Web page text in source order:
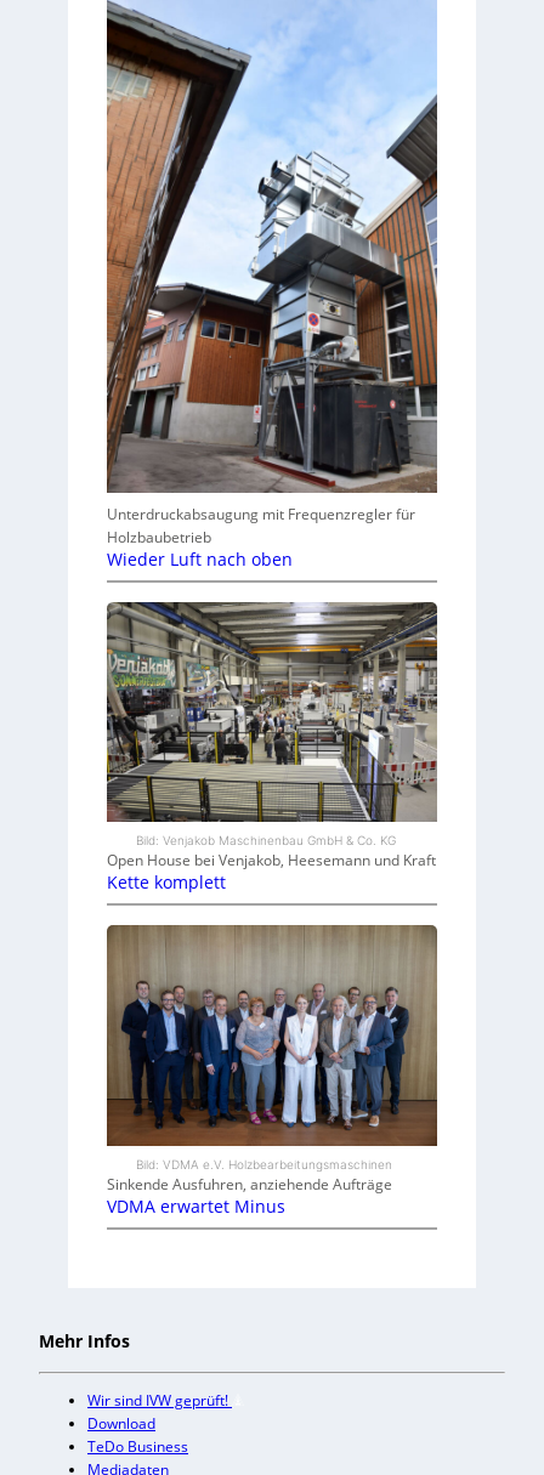
Unterdruckabsaugung mit Frequenzregler für
Holzbaubetrieb
Wieder Luft nach oben
Bild: Venjakob Maschinenbau GmbH & Co. KG
Open House bei Venjakob, Heesemann und Kraft
Kette komplett
Bild: VDMA e.V. Holzbearbeitungsmaschinen
Sinkende Ausfuhren, anziehende Aufträge
VDMA erwartet Minus
Mehr Infos
Wir sind IVW geprüft!
Download
TeDo Business
Mediadaten